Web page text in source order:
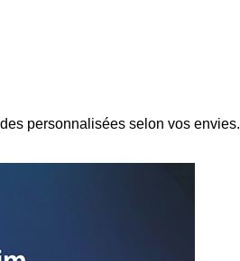
personnalisées selon vos envies.